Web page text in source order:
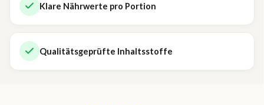
Klare Nährwerte pro Portion
Qualitätsgeprüfte Inhaltsstoffe